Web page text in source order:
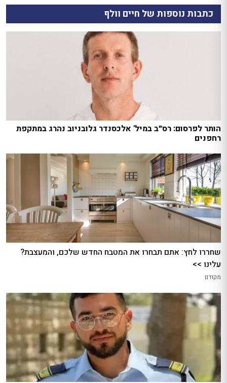
כתבות נוספות של חיים וולף
הותר לפרסום: רס״ב במיל' אלכסנדר גלובניוב נהרג במתקפת
רחפנים
שחררו לחץ: אתם תבחרו את המטבח החדש שלכם, והמעצבת?
עלינו >>
מקודם